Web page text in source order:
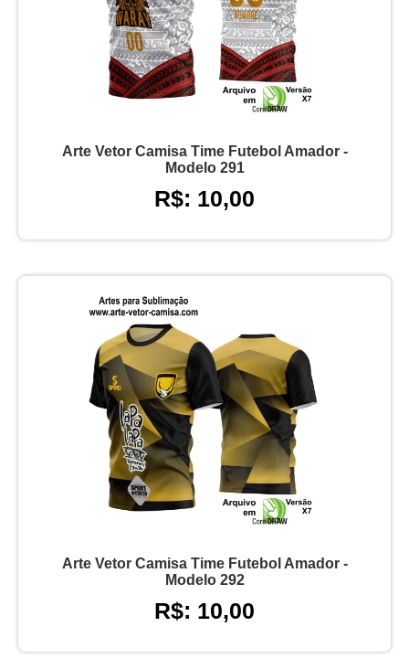
Arte Vetor Camisa Time Futebol Amador -
Modelo 291
R$: 10,00
Arte Vetor Camisa Time Futebol Amador -
Modelo 292
R$: 10,00